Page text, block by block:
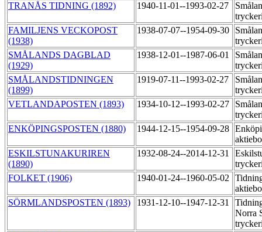
TRANÅS TIDNING (1892)
1940-11-01--1993-02-27
FAMILJENS VECKOPOST
(1938)
1938-07-07--1954-09-30
SMÅLANDS DAGBLAD
(1929)
1938-12-01--1987-06-01
SMÅLANDSTIDNINGEN
(1899)
1919-07-11--1993-02-27
VETLANDAPOSTEN (1893)
1934-10-12--1993-02-27
ENKÖPINGSPOSTEN (1880)
1944-12-15--1954-09-28
ESKILSTUNAKURIREN
(1890)
1932-08-24--2014-12-31
FOLKET (1906)
1940-01-24--1960-05-02
SÖRMLANDSPOSTEN (1893)
1931-12-10--1947-12-31
Norra